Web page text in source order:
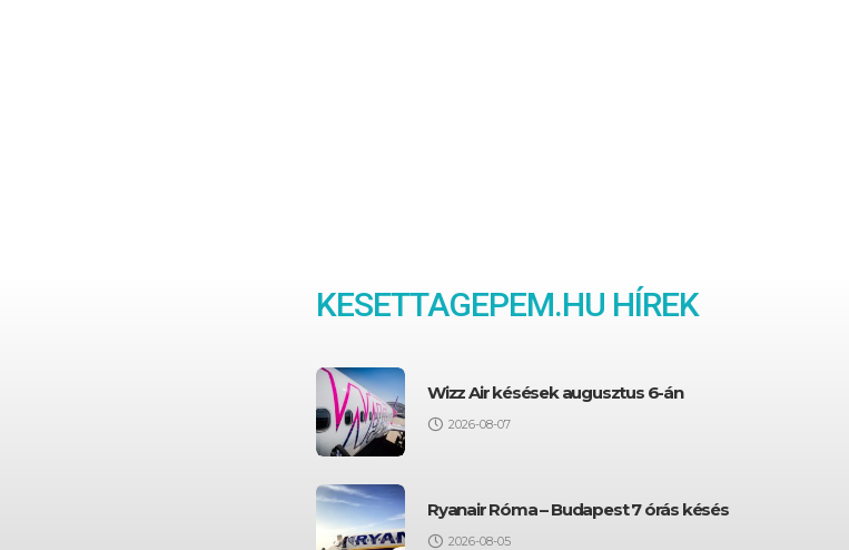
KESETTAGEPEM.HU HÍREK
Wizz Air késések augusztus 6-án
2026-08-07
Ryanair Róma – Budapest 7 órás késés
2026-08-05